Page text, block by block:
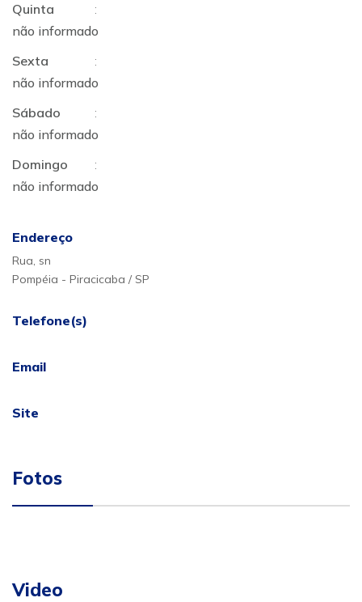
Quinta
:
não informado
Sexta
:
não informado
Sábado
:
não informado
Domingo
:
não informado
Endereço
Rua, sn
Pompéia - Piracicaba / SP
Telefone(s)
Email
Site
Fotos
Video